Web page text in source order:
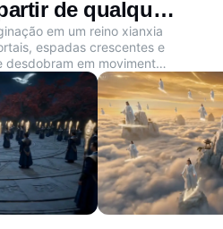
de qualquer
em um reino xianxia
espadas crescentes e
desdobram em movimento